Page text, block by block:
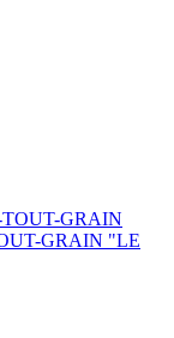
GRAIN "LE